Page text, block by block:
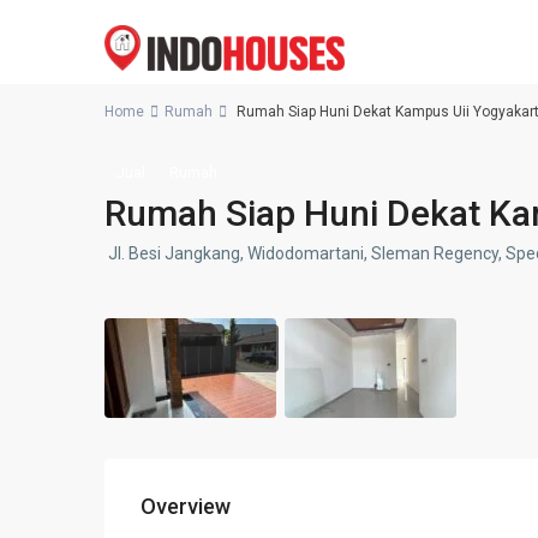
Home Rumah Rumah Siap Huni Dekat Kampus Uii
Rumah Siap Huni Dekat
Jl. Besi Jangkang, Widodomartani, Sleman Regency,
Overview